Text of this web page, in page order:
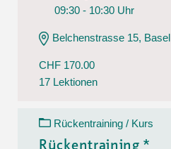
09:30 - 10:30 Uhr
Belchenstrasse 15, Basel
CHF 170.00
17 Lektionen
Rückentraining / Kurs
Rückentraining *